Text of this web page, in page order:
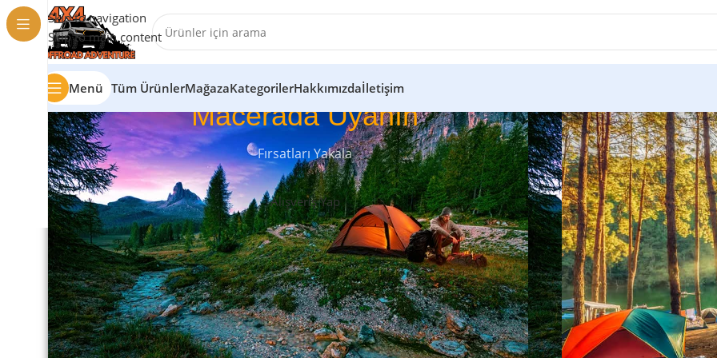
Skip to navigation
Skip to main content
Menü Tüm ÜrünlerMağazaKategorilerHakkımızdaİletişim
Macerada Uyanın
Fırsatları Yakala
Alışveriş Yap